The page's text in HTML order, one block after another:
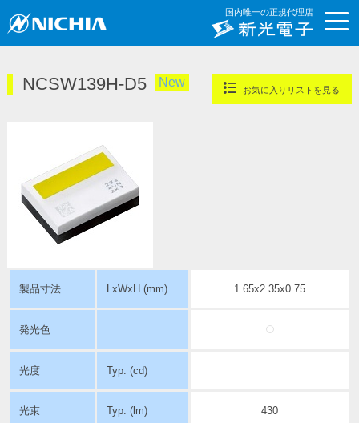
国内唯一の正規代理店
NCSW139H-D5 New
お気に入りリストを見る
製品寸法 LxWxH (mm) 1.65x2.35x0.75
発光色
光度 Typ. (cd)
光束 Typ. (lm) 430